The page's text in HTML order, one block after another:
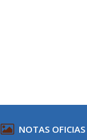
NOTAS OFICIAS